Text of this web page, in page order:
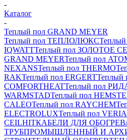
-
Каталог
-
Теплый пол GRAND MEYER
Теплый пол ТЕПЛОЛЮКС
IQWATTТеплый пол ЗОЛОТОЕ
GRAND MEYERТеплый пол
NEXANSТеплый пол THERMO
RAKТеплый пол ERGERTТеплый
COMFORTHEATТеплый пол
WARMSTADТеплый пол
CALEOТеплый пол RAYCHEM
ELECTROLUXТеплый пол VERIA
CEILHITКАБЕЛИ ДЛЯ
ТРУБПРОМЫШЛЕННЫЙ И